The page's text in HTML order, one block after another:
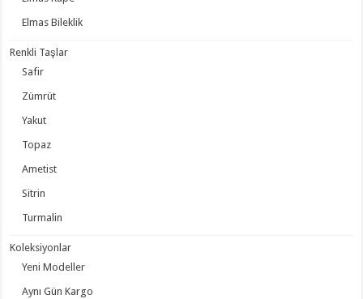
Elmas Bileklik
Renkli Taşlar
Safir
Zümrüt
Yakut
Topaz
Ametist
Sitrin
Turmalin
Koleksiyonlar
Yeni Modeller
Aynı Gün Kargo